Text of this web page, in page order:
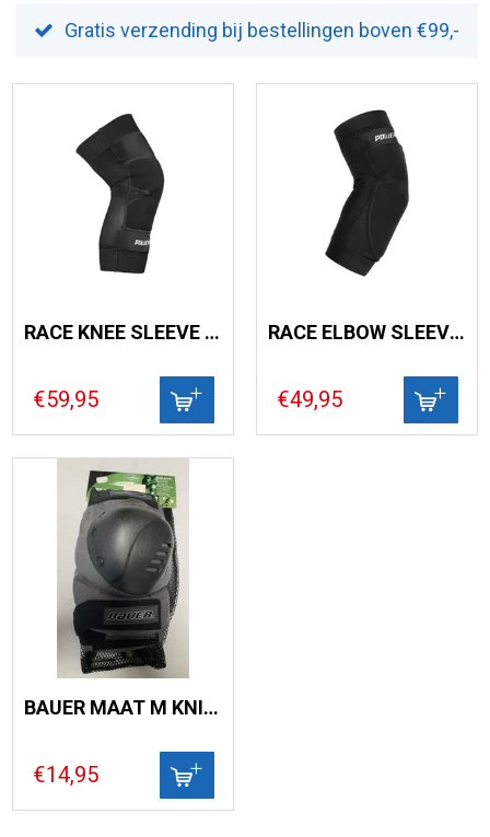
Gratis verzending bij bestellingen boven €99,-
RACE KNEE SLEEVE PRO SKATE KNIE BESCHERMER
€59,95
RACE ELBOW SLEEVE PRO SKATE ELLEBOOG BESCHERMER
€49,95
BAUER MAAT M KNIEBESCHERMING DE LUXE
€14,95